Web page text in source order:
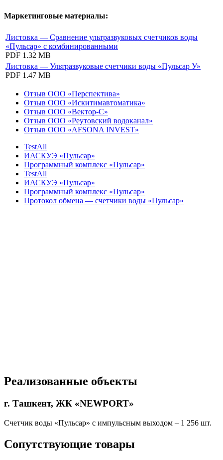
Маркетинговые материалы:
Листовка — Сравнение ультразвуковых счетчиков воды
«Пульсар» с комбинированными
PDF 1.32 MB
Листовка — Ультразвуковые счетчики воды «Пульсар У»
PDF 1.47 MB
Отзыв ООО «Перспектива»
Отзыв ООО «Искитимавтоматика»
Отзыв ООО «Вектор-С»
Отзыв ООО «Реутовский водоканал»
Отзыв ООО «AFSONA INVEST»
TestAll
ИАСКУЭ «Пульсар»
Программный комплекс «Пульсар»
TestAll
ИАСКУЭ «Пульсар»
Программный комплекс «Пульсар»
Протокол обмена — счетчики воды «Пульсар»
Реализованные объекты
г. Ташкент, ЖК «NEWPORT»
Счетчик воды «Пульсар» с импульсным выходом – 1 256 шт.
Сопутствующие товары